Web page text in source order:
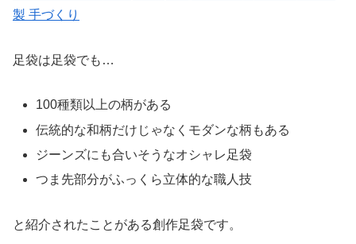
製 手づくり
足袋は足袋でも…
100種類以上の柄がある
伝統的な和柄だけじゃなくモダンな柄もある
ジーンズにも合いそうなオシャレ足袋
つま先部分がふっくら立体的な職人技
と紹介されたことがある創作足袋です。